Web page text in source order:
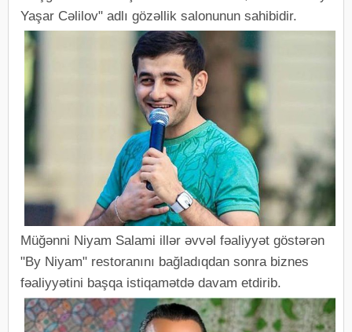
Yaşar Cəlilov" adlı gözəllik salonunun sahibidir.
Müğənni Niyam Salami illər əvvəl fəaliyyət göstərən
"By Niyam" restoranını bağladıqdan sonra biznes
fəaliyyətini başqa istiqamətdə davam etdirib.